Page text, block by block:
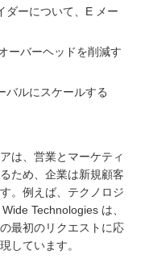
ダーについて、E メー
ーバーヘッドを削減す
バルにスケールする
は、営業とマーケティ
ため、企業は新規顧客
。例えば、テクノロジ
Technologies は、
最初のリクエストに応
しています。